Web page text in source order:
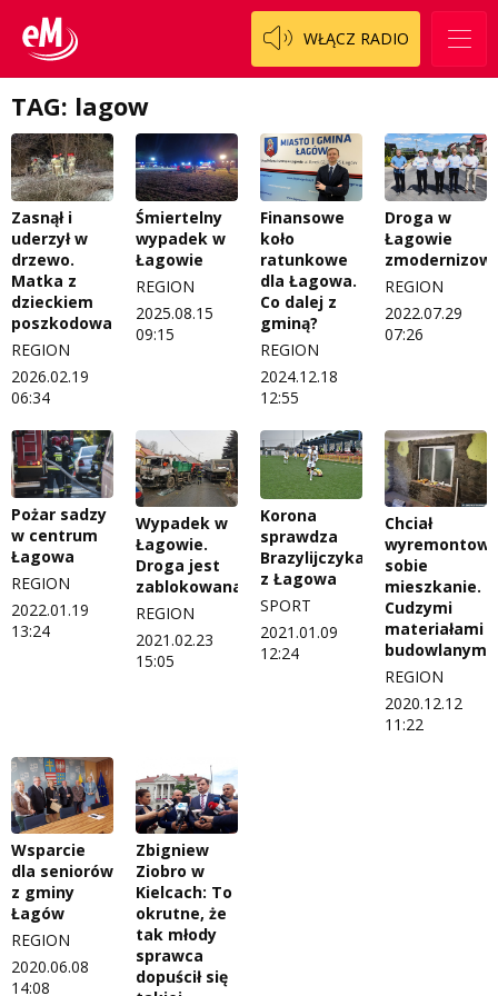
WŁĄCZ RADIO
OdNowa
Pacjent, którego nie zapomnę
Pasjonaci
Piąta strona świata
Prawdę mówiąc
Słowo Dnia
Tak wierzę
Weekend z blondynką
W starych Kielcach
Zespół
Logo do pobrania
Regulamin konkursów
Regulamin przesyłania materiałów
Regulamin sklepu internetowego
Regulamin darowizn
Regulamin konkursu Zwierzak naszej klasy
Polityka prywatności
ZNAJDZIESZ NAS TAKŻE NA
TAG: lagow
Zasnął i
uderzył w
drzewo.
Matka z
dzieckiem
poszkodowani
REGION
2026.02.19
06:34
Śmiertelny
wypadek w
Łagowie
REGION
2025.08.15
09:15
Finansowe
koło
ratunkowe
dla Łagowa.
Co dalej z
gminą?
REGION
2024.12.18
12:55
Droga w
Łagowie
REGION
2022.07.29
07:26
Pożar sadzy
w centrum
Łagowa
REGION
2022.01.19
13:24
Wypadek w
Łagowie.
Droga jest
zablokowana
REGION
2021.02.23
15:05
Korona
sprawdza
Brazylijczyka
z Łagowa
SPORT
2021.01.09
12:24
Chciał
sobie
mieszkanie.
Cudzymi
materiałami
budowlanymi
REGION
2020.12.12
11:22
Wsparcie
dla seniorów
z gminy
Łagów
REGION
2020.06.08
14:08
Zbigniew
Ziobro w
Kielcach: To
okrutne, że
tak młody
sprawca
dopuścił się